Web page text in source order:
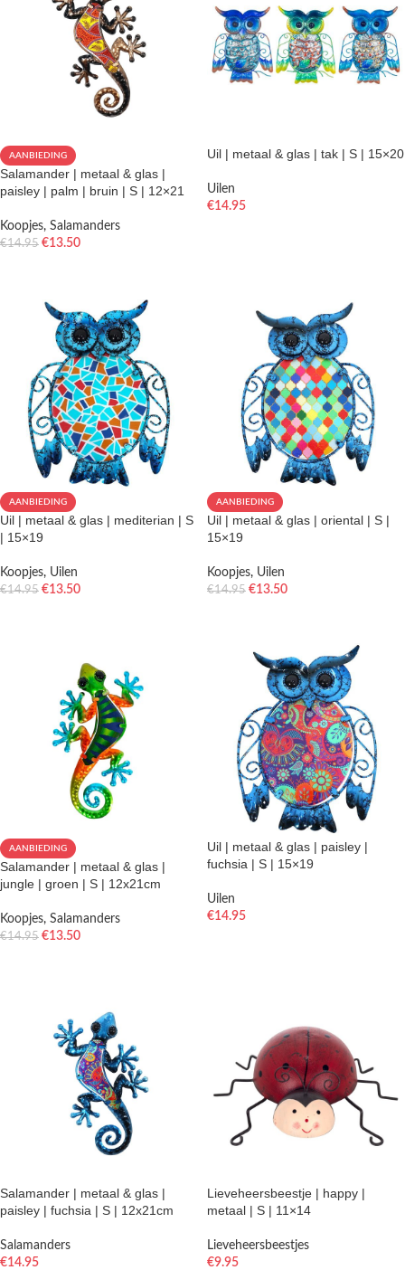
AANBIEDING
Salamander | metaal & glas |
paisley | palm | bruin | S | 12×21
Koopjes, Salamanders
€14.95 €13.50
Uil | metaal & glas | tak | S | 15×20
Uilen
€14.95
AANBIEDING
Uil | metaal & glas | mediterian | S
| 15×19
Koopjes, Uilen
€14.95 €13.50
AANBIEDING
Uil | metaal & glas | oriental | S |
15×19
Koopjes, Uilen
€14.95 €13.50
AANBIEDING
Salamander | metaal & glas |
jungle | groen | S | 12x21cm
Koopjes, Salamanders
€14.95 €13.50
Uil | metaal & glas | paisley |
fuchsia | S | 15×19
Uilen
€14.95
Salamander | metaal & glas |
paisley | fuchsia | S | 12x21cm
Salamanders
€14.95
Lieveheersbeestje | happy |
metaal | S | 11×14
Lieveheersbeestjes
€9.95